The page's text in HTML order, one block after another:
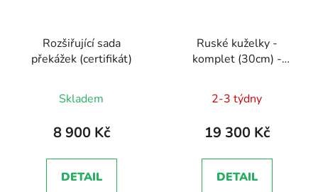
Rozšiřující sada
překážek (certifikát)
Skladem
8 900 Kč
DETAIL
Ruské kuželky -
komplet (30cm) -
- EN 1176 - Technická
zpráva, Brožura, Školení
zaměstnanců
hodnocení
produktu
5,0
z
2-3 týdny
19 300 Kč
DETAIL